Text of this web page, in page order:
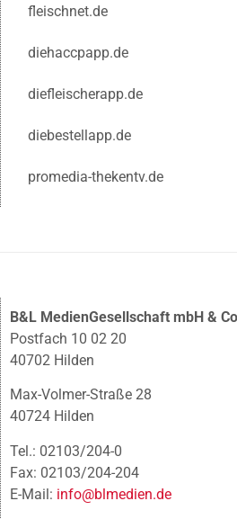
fleischnet.de
diehaccpapp.de
diefleischerapp.de
diebestellapp.de
promedia-thekentv.de
B&L MedienGesellschaft mbH &
Postfach 10 02 20
40702 Hilden
Max-Volmer-Straße 28
40724 Hilden
Tel.: 02103/204-0
Fax: 02103/204-204
E-Mail: info@blmedien.de